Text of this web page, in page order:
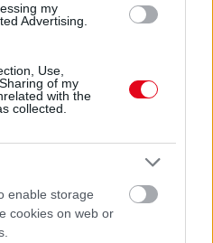
my
Advertising.
Use,
of my
with the
collected.
enable storage
cookies on web or